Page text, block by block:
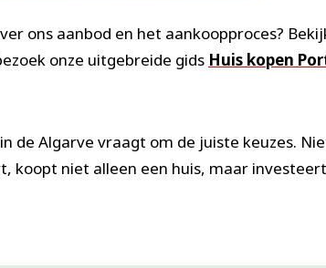
ons aanbod en het aankoopproces?
onze uitgebreide gids Huis kopen
de Algarve vraagt om de juiste keuzes.
koopt niet alleen een huis, maar